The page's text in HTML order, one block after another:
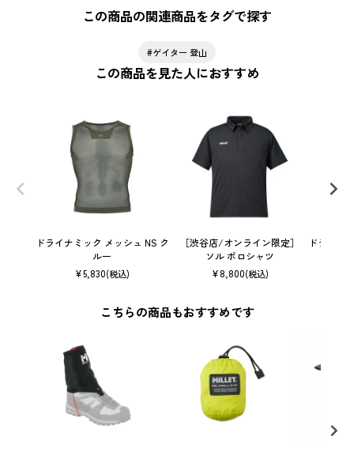
この商品の関連商品をタグで探す
ゲイター 登山
この商品を見た人におすすめ
ドライナミック メッシュ NS ク
ルー
¥5,830(税込)
［渋谷店/オンライン限定］
ソル ポロシャツ
¥8,800(税込)
ドライナ
こちらの商品もおすすめです